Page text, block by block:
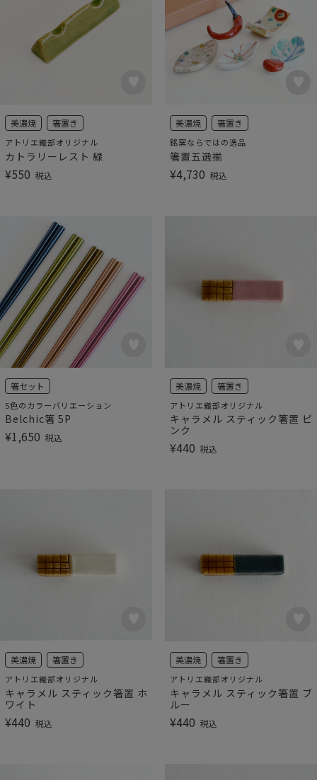
美濃焼 箸置き
アトリエ織部オリジナル
カトラリーレスト 緑
¥550 税込
美濃焼 箸置き
銘窯ならではの逸品
箸置五選揃
¥4,730 税込
箸セット
5色のカラーバリエーション
Belchic箸 5P
¥1,650 税込
美濃焼 箸置き
アトリエ織部オリジナル
キャラメル スティック箸置 ピ
ンク
¥440 税込
美濃焼 箸置き
アトリエ織部オリジナル
キャラメル スティック箸置 ホ
ワイト
¥440 税込
美濃焼 箸置き
アトリエ織部オリジナル
キャラメル スティック箸置 ブ
ルー
¥440 税込